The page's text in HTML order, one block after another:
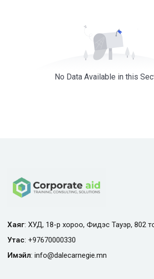
No Data Available in this
Хаяг: ХУД, 18-р хороо, Фидэс Тауэр, 802
Утас: +97670000330
Имэйл: info@dalecarnegie.mn